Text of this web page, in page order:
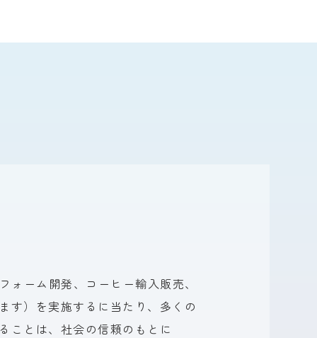
ォーム開発、
コーヒー輸入販売、
す）を実施するに 当たり、 多くの
ことは、 社会の信頼のもとに